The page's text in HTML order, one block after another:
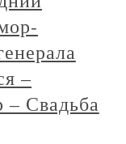
–
– Свадьба